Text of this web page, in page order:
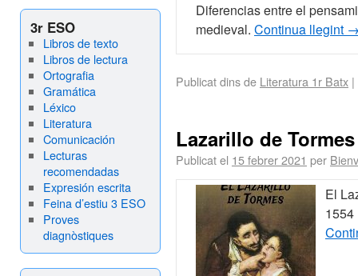
3r ESO
Libros de texto
Libros de lectura
Ortografia
Gramática
Léxico
Literatura
Comunicación
Lecturas
recomendadas
Expresión escrita
Feina d’estiu 3 ESO
Proves
diagnòstiques
Diferencias entre el
medieval. Continua llegint
Publicat dins de Literatura 1r Batx |
Lazarillo de Tormes
Publicat el 15 febrer 2021 per
El
1554